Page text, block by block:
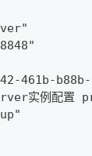
461b-
实例配